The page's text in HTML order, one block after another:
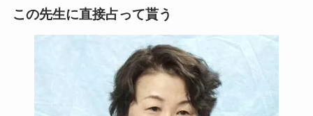
この先生に直接占って貰う